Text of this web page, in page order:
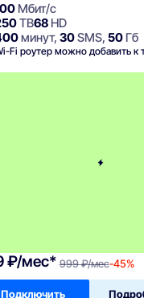
Мбит/с
ТВ68 HD
минут,30SMS,50 Гб
Fi роутер можно добавить к
₽/мес* 999 ₽/мес-45%
Подключить